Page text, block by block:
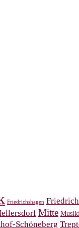
Friedrichshagen
Mitte
Schöneberg